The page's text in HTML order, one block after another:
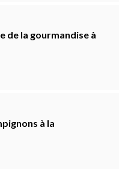
de la gourmandise à
à la